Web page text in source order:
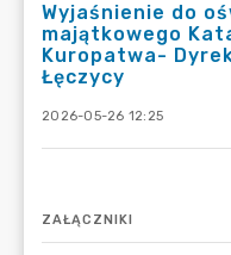
Wyjaśnienie do
majątkowego
Kuropatwa-
Łęczycy
2026-05-26 12:25
ZAŁĄCZNIKI